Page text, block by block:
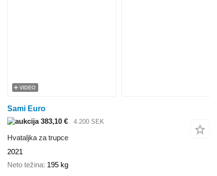
VIDEO
Sami Euro
383,10 €
4.200 SEK
Hvataljka za trupce
2021
Neto težina 195 kg